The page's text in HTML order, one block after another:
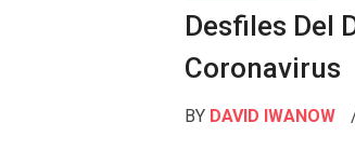
Desfiles Del
Coronavirus
BY DAVID IWANOW